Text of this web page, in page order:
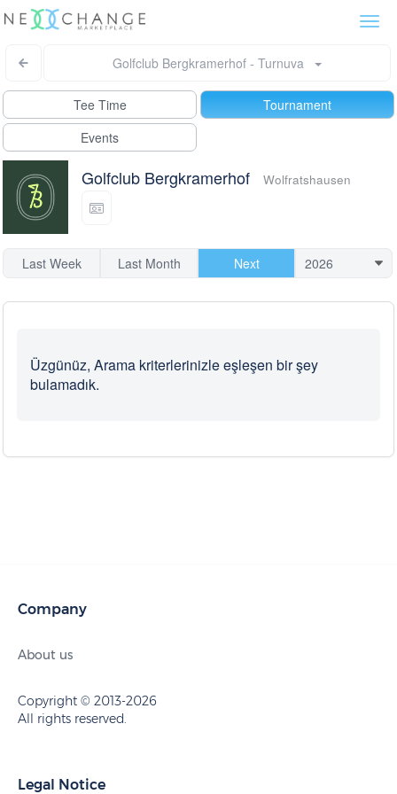
Golfclub Bergkramerhof - Turnuva
Tee Time
Tournament
Events
Golfclub Bergkramerhof Wolfratshausen
Last Week Last Month Next
Üzgünüz, Arama kriterlerinizle eşleşen bir şey
bulamadık.
Company
About us
Copyright © 2013-2026
All rights reserved.
Legal Notice